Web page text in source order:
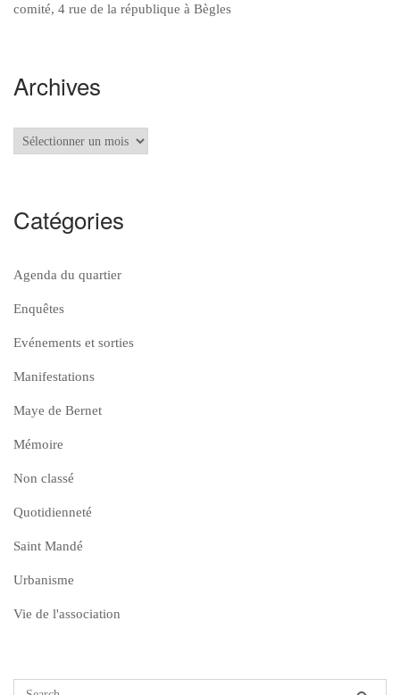
comité, 4 rue de la république à Bègles
Archives
Archives
Catégories
Agenda du quartier
Enquêtes
Evénements et sorties
Manifestations
Maye de Bernet
Mémoire
Non classé
Quotidienneté
Saint Mandé
Urbanisme
Vie de l'association